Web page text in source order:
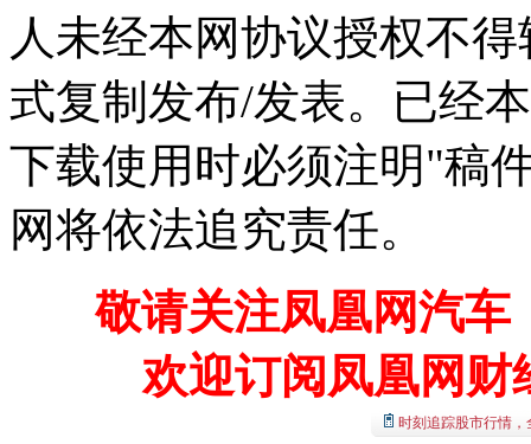
人未经本网协议授权不
式复制发布/发表。已经
下载使用时必须注明"稿
网将依法追究责任。
敬请关注凤凰网汽车
欢迎订阅凤凰网财
时刻追踪股市行情